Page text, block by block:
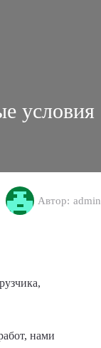
условия
Автор: admin
нами